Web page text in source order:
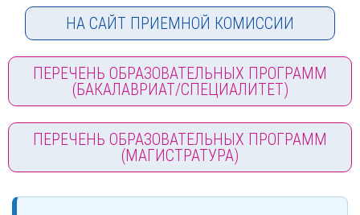
НА САЙТ ПРИЕМНОЙ КОМИССИИ
ПЕРЕЧЕНЬ ОБРАЗОВАТЕЛЬНЫХ ПРОГРАММ
(БАКАЛАВРИАТ/СПЕЦИАЛИТЕТ)
ПЕРЕЧЕНЬ ОБРАЗОВАТЕЛЬНЫХ ПРОГРАММ
(МАГИСТРАТУРА)